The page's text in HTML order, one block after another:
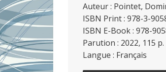
Auteur : Pointet,
ISBN Print : 978-3-
ISBN E-Book : 978-
Parution : 2022, 115 p.
Langue : Français